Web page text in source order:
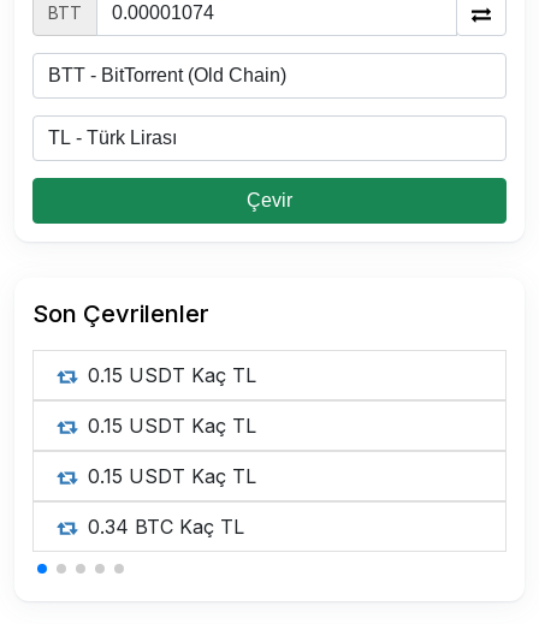
BTT
Çevir
Son Çevrilenler
0.15 USDT Kaç TL
0.15 USDT Kaç TL
0.15 USDT Kaç TL
0.34 BTC Kaç TL